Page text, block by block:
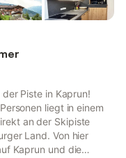
Piste in Kaprun!
liegt in einem
an der Skipiste
Land. Von hier
Kaprun und die